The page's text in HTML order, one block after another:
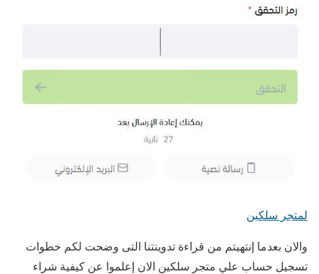
لمتجر سلكين
والان بعدما إنتهيتم من قراءة تدوينتنا التى وضحت لكم خطوات
تسجيل حساب علي متجر سلكين الان إعلموا عن كيفية شراء